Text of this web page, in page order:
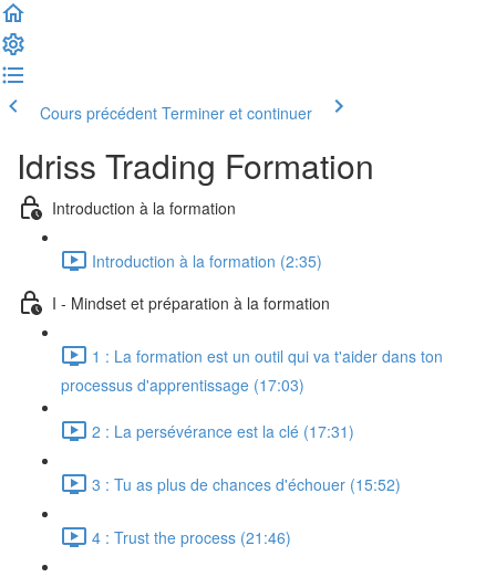
Cours précédent Terminer et continuer
Idriss Trading Formation
Introduction à la formation
Introduction à la formation (2:35)
I - Mindset et préparation à la formation
1 : La formation est un outil qui va t'aider dans ton
processus d'apprentissage (17:03)
2 : La persévérance est la clé (17:31)
3 : Tu as plus de chances d'échouer (15:52)
4 : Trust the process (21:46)